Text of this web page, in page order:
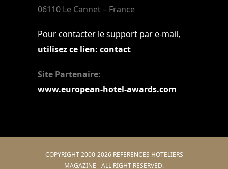
06110 Le Cannet – France
Pour contacter le support par e-mail,
utilisez ce lien: contact
Site Partenaire:
www.european-hotel-awards.com
COPYRIGHT 2000-2026 REFERENCES HOTELIERS
MAGAZINE - ALL RIGHT RESERVED.